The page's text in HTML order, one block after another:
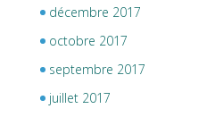
décembre 2017
octobre 2017
septembre 2017
juillet 2017